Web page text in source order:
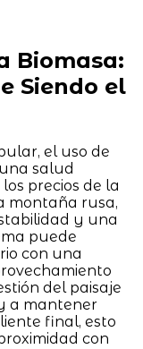
Biomasa:
Siendo el
el uso de
salud
precios de la
montaña rusa,
y una
puede
con una
del paisaje
a mantener
final, esto
con